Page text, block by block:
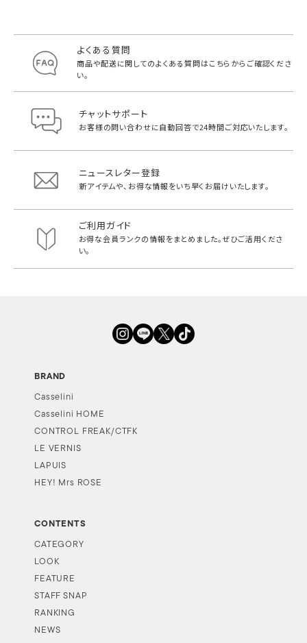
よくある質問
商品や配送に関してのよくある質問はこちらからご確認くださ
い。
チャットサポート
お客様の問い合わせに自動回答で24時間ご対応いたします。
ニュースレター登録
新アイテムや、お得な情報をいち早く お届けいたします。
ご利用ガイド
お得な会員ランクの情報をまとめました。ぜひご活用くださ
い。
BRAND
Casselini
Casselini HOME
CONTROL FREAK/CTFK
LE VERNIS
LAPUIS
HEY! Mrs ROSE
CONTENTS
CATEGORY
LOOK
FEATURE
STAFF SNAP
RANKING
NEWS